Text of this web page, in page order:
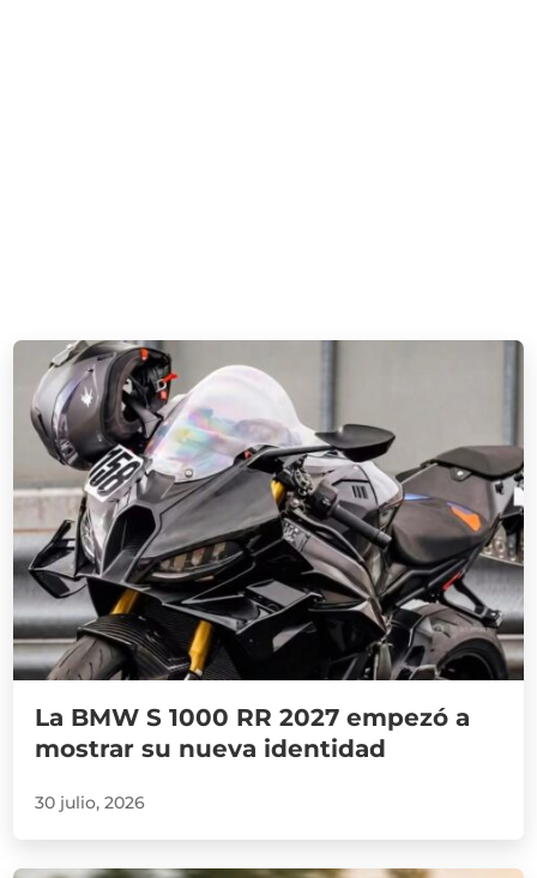
La BMW S 1000 RR 2027 empezó a
mostrar su nueva identidad
30 julio, 2026